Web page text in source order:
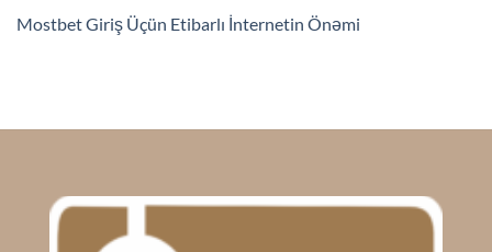
Mostbet Giriş Üçün Etibarlı İnternetin Önəmi